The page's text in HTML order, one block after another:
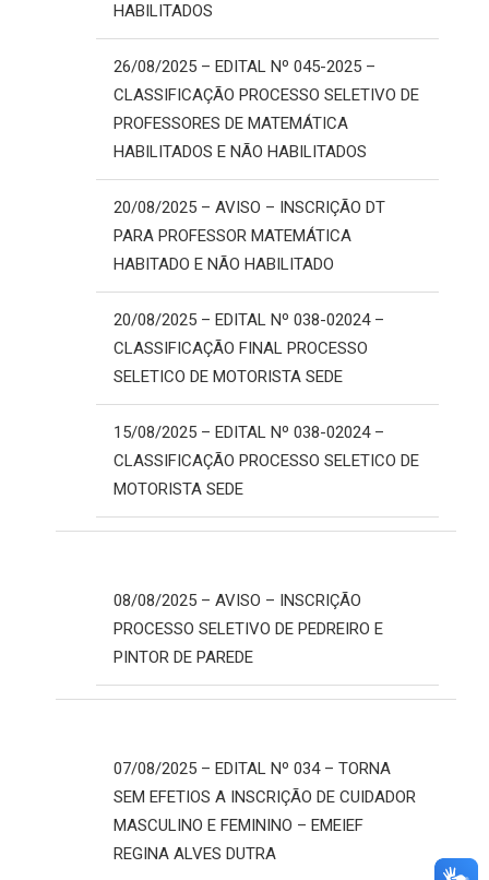
HABILITADOS
26/08/2025 – EDITAL Nº 045-2025 –
CLASSIFICAÇÃO PROCESSO SELETIVO DE
PROFESSORES DE MATEMÁTICA
HABILITADOS E NÃO HABILITADOS
20/08/2025 – AVISO – INSCRIÇÃO DT
PARA PROFESSOR MATEMÁTICA
HABITADO E NÃO HABILITADO
20/08/2025 – EDITAL Nº 038-02024 –
CLASSIFICAÇÃO FINAL PROCESSO
SELETICO DE MOTORISTA SEDE
15/08/2025 – EDITAL Nº 038-02024 –
CLASSIFICAÇÃO PROCESSO SELETICO DE
MOTORISTA SEDE
08/08/2025 – AVISO – INSCRIÇÃO
PROCESSO SELETIVO DE PEDREIRO E
PINTOR DE PAREDE
07/08/2025 – EDITAL Nº 034 – TORNA
SEM EFETIOS A INSCRIÇÃO DE CUIDADOR
MASCULINO E FEMININO – EMEIEF
REGINA ALVES DUTRA